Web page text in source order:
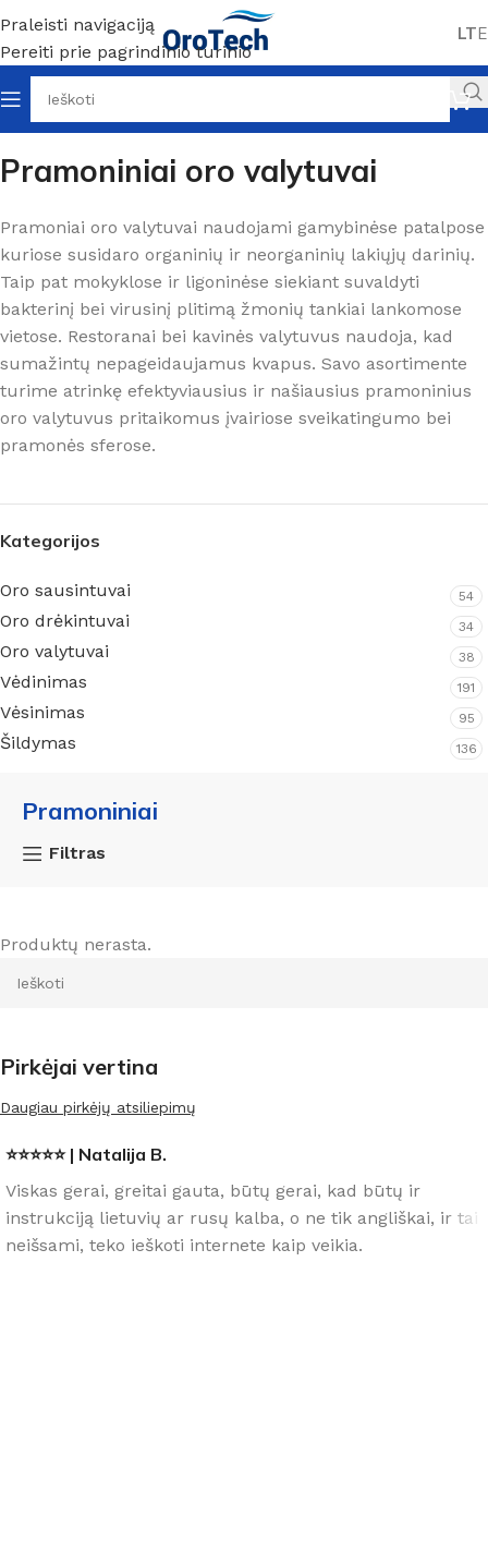
Praleisti navigaciją
Pereiti prie pagrindinio turinio
LT
Pradžia Oro valytuvai Pramoniniai
Pramoniniai oro valytuvai
Pramoniai oro valytuvai naudojami gamybinėse patalpose
kuriose susidaro organinių ir neorganinių lakiųjų darinių.
Taip pat mokyklose ir ligoninėse siekiant suvaldyti
bakterinį bei virusinį plitimą žmonių tankiai lankomose
vietose. Restoranai bei kavinės valytuvus naudoja, kad
sumažintų nepageidaujamus kvapus. Savo asortimente
turime atrinkę efektyviausius ir našiausius pramoninius
oro valytuvus pritaikomus įvairiose sveikatingumo bei
pramonės sferose.
Kategorijos
Oro sausintuvai 54
Oro drėkintuvai 34
Oro valytuvai 38
Vėdinimas 191
Vėsinimas 95
Šildymas 136
Pramoniniai
Filtras
Produktų nerasta.
Pirkėjai vertina
Daugiau pirkėjų atsiliepimų
⭐⭐⭐⭐⭐ | Natalija B.
Viskas gerai, greitai gauta, būtų gerai, kad būtų ir
instrukciją lietuvių ar rusų kalba, o ne tik angliškai, ir tai
neišsami, teko ieškoti internete kaip veikia.